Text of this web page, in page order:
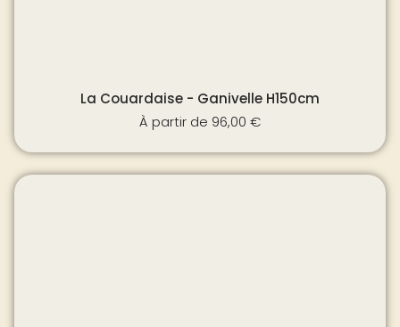
La Couardaise - Ganivelle H150cm
À partir de 96,00 €